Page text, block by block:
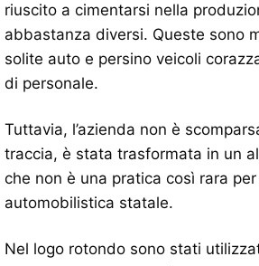
riuscito a cimentarsi nella
abbastanza diversi. Queste sono
solite auto e persino veicoli
di personale.
Tuttavia, l’azienda non è
traccia, è stata trasformata in un
che non è una pratica così rara per
automobilistica statale.
Nel logo rotondo sono stati